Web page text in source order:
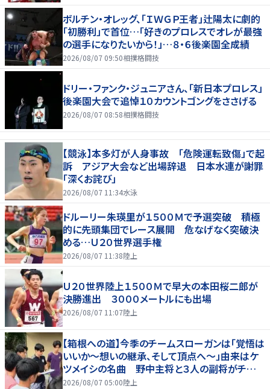
ボルチン・オレッグ、「ＩＷＧＰ王者」辻陽太に劇的
「初勝利」で首位…「好きのプロレスでオレが最強
の選手になりたいから！」…８・６後楽園全成績
2026/08/07 09:50相撲格闘技
ドリー・ファンク・ジュニアさん、「新日本プロレス」
後楽園大会で追悼１０カウントゴングをささげる
2026/08/07 08:58相撲格闘技
【競泳】本多灯が人身事故 「危険運転致傷」で起
訴 アジア大会など出場辞退 日本水連が謝罪
「深くお詫び」
2026/08/07 11:34水泳
ドルーリー朱瑛里が１５００Ｍで予選突破 積極
的に先頭集団でレース展開 危なげなく突破決
める…Ｕ２０世界選手権
2026/08/07 11:38陸上
Ｕ２０世界陸上１５００Ｍで早大の本田桜二郎が
決勝進出 ３０００メートルにも出場
2026/08/07 11:07陸上
【箱根への道】今季のチームスローガンは「覚悟は
いいか～想いの継承、そして頂点へ～」由来はケ
ツメイシの名曲 野中主将と３人の副将がチーム
を引っ張る…夏合宿特集第１弾、国学院大
2026/08/07 05:00陸上